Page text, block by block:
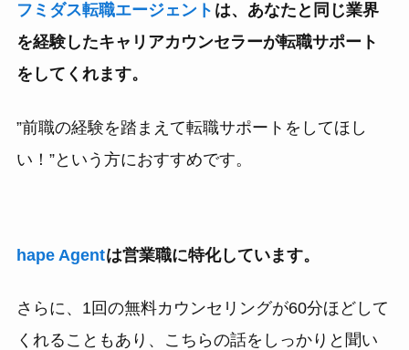
フミダス転職エージェント は、あなたと同じ業界
を経験したキャリアカウンセラーが転職サポート
をしてくれます。
”前職の経験を踏まえて転職サポートをしてほし
い！”という方におすすめです。
hape Agentは営業職に特化しています。
さらに、1回の無料カウンセリングが60分ほどして
くれることもあり、こちらの話をしっかりと聞い